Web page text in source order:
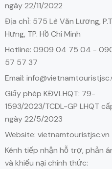
ngày 22/11/2022
Địa chỉ: 575 Lê Văn Lương,
Hưng, TP. Hồ Chí Minh
Hotline: 0909 04 75 04 -
57 57 37
Email:
Giấy phép KĐVLHQT: 79-
1593/2023/TCDL-GP LHQT
ngày 22/5/2023
Website: vietnamtouristjsc.vn
Kênh tiếp nhận hỗ trợ, phản
và khiếu nại chính thức: